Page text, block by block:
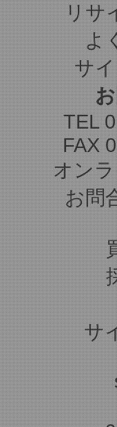
リサ
よ
サ
TEL
FAX
オン
お問
サ